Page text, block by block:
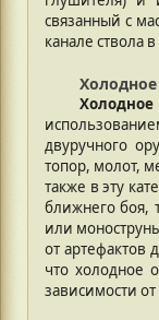
связанный с
канале ствола
двуручного
топор, молот,
также в эту
ближнего боя,
или
от артефактов
что холодное
зависимости